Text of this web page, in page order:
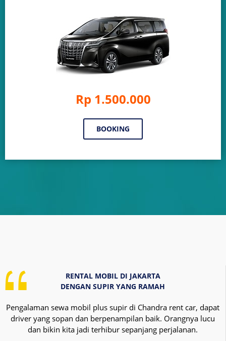
Rp 1.500.000
BOOKING
RENTAL MOBIL DI JAKARTA
DENGAN SUPIR YANG RAMAH
Pengalaman sewa mobil plus supir di Chandra rent car, dapat
driver yang sopan dan berpenampilan baik. Orangnya lucu
dan bikin kita jadi terhibur sepanjang perjalanan.